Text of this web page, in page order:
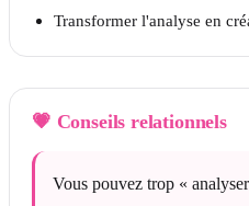
Transformer l'analyse en
💗 Conseils relationnels
Vous pouvez trop «